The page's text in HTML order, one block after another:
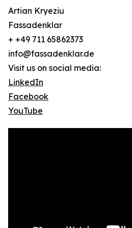
Artian Kryeziu
Fassadenklar
+ +49 711 65862373
info@fassadenklar.de
Visit us on social media:
LinkedIn
Facebook
YouTube